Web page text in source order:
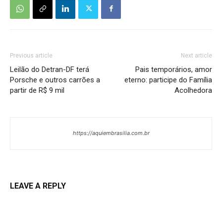
Previous article
Leilão do Detran-DF terá
Porsche e outros carrões a
partir de R$ 9 mil
Next article
Pais temporários, amor
eterno: participe do Família
Acolhedora
https://aquiembrasilia.com.br
LEAVE A REPLY